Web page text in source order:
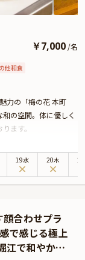
￥7,000 /名
他和食
力の「梅の花 本町
の空間。体に優しく
ます。
ともに、まろやかで
年愛され続ける人気
っております。
19水 20木
合わせプラ
で感じる極上
江で和やかに